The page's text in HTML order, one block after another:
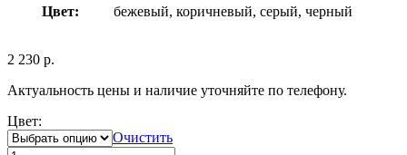
Цвет: бежевый, коричневый, серый, черный
2 230 р.
Актуальность цены и наличие уточняйте по телефону.
Цвет:
Очистить